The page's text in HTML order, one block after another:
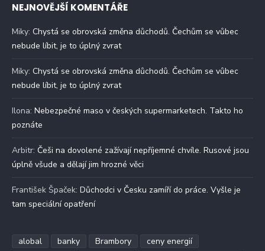
NEJNOVĚJŠÍ KOMENTÁŘE
Miky: Chystá se obrovská změna důchodů. Čechům se vůbec
nebude líbit, je to úplný zvrat
Miky: Chystá se obrovská změna důchodů. Čechům se vůbec
nebude líbit, je to úplný zvrat
Ilona: Nebezpečné maso v českých supermarketech. Takto ho
poznáte
Arbitr: Češi na dovolené zažívají nepříjemné chvíle. Rusové jsou
úplně všude a dělají jim hrozné věci
František Špaček: Důchodci v Česku zamíří do práce. Vyšle je
tam speciální opatření
alobal banky Brambory
ceny energií